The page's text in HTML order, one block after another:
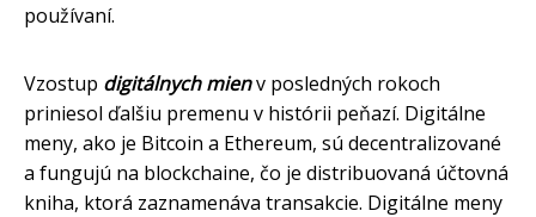
používaní.
Vzostup digitálnych mienv posledných rokoch
priniesol ďalšiu premenu v histórii peňazí. Digitálne
meny, ako je Bitcoin a Ethereum, sú decentralizované
a fungujú na blockchaine, čo je distribuovaná účtovná
kniha, ktorá zaznamenáva transakcie. Digitálne meny